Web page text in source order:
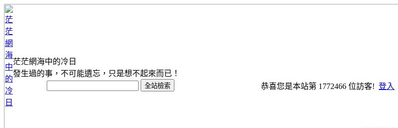
茫茫網海中的冷日
發生過的事，不可能遺忘，只是想不起來而已！
恭喜您是本站第 1772466 位訪客! 登入